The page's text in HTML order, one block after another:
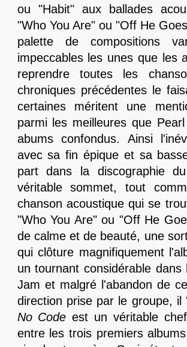
ou "Habit" aux ballades
"Who You Are" ou "Off He
palette de compositions
impeccables les unes que les
reprendre toutes les
chroniques précédentes le
certaines méritent une
parmi les meilleures que
abums confondus. Ainsi
avec sa fin épique et sa
part dans la discographie
véritable sommet, tout
chanson acoustique qui se
"Who You Are" ou "Off He
de calme et de beauté, une
qui clôture magnifiquement
un tournant considérable
Jam et malgré l'abandon de
direction prise par le groupe,
No Code est un véritable
entre les trois premiers